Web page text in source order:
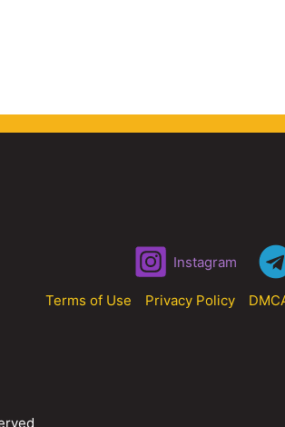
Instagram
Terms of Use Privacy Policy